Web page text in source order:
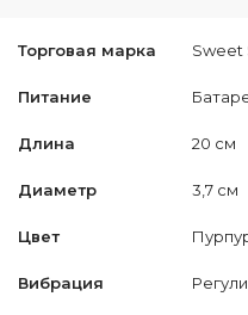
Торговая марка Sweet
Питание
Длина 20 см
Диаметр 3,7 см
Цвет
Вибрация